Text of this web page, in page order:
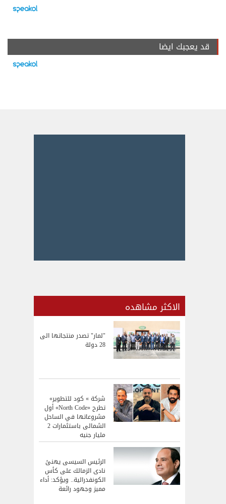
قد يعجبك ايضا
الاكثر مشاهده
"لمار" تصدر منتجاتها الى
28 دولة
شركة » كود للتطوير»
تطرح «North Code» أول
مشروعاتها في الساحل
الشمالى باستثمارات 2
مليار جنيه
الرئيس السيسى يهنئ
نادى الزمالك على كأس
الكونفدرالية.. ويؤكد: أداء
مميز وجهود رائعة